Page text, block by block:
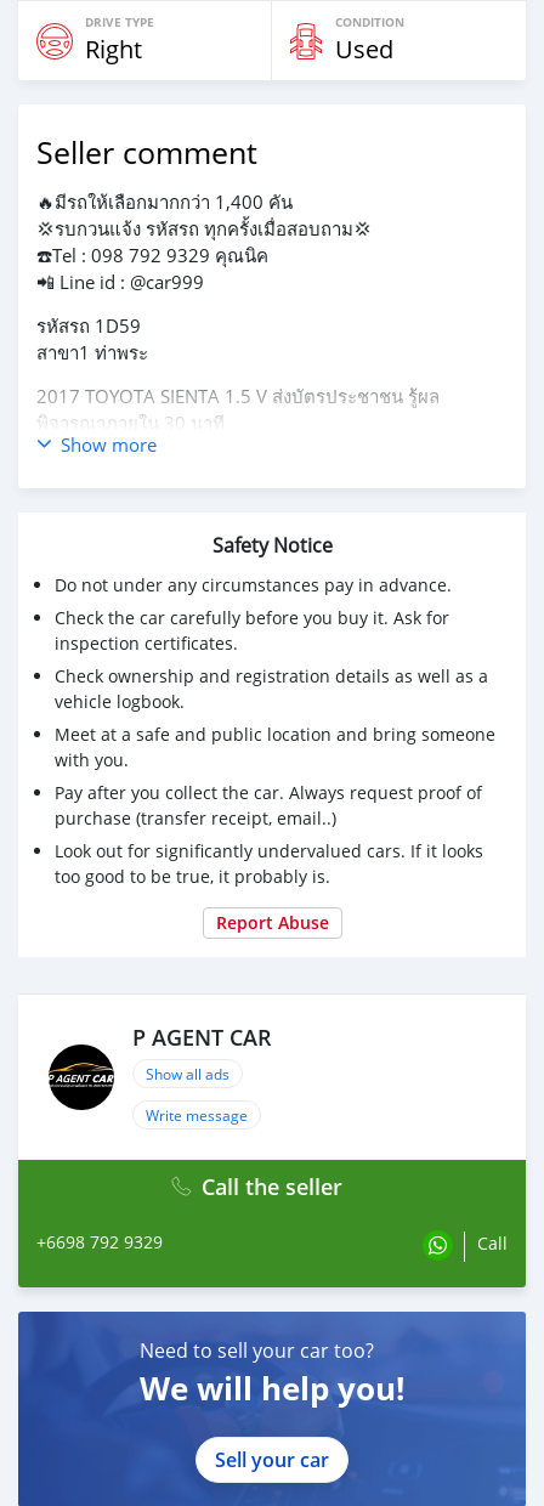
DRIVE TYPE
Right
CONDITION
Used
Seller comment
🔥มีรถให้เลือกมากกว่า 1,400 คัน
💢รบกวนแจ้ง รหัสรถ ทุกครั้งเมื่อสอบถาม💢
☎️Tel : 098 792 9329 คุณนิค
📲 Line id : @car999
รหัสรถ 1D59
สาขา1 ท่าพระ
2017 TOYOTA SIENTA 1.5 V ส่งบัตรประชาชน รู้ผล
พิจารณาภายใน 30 นาที
🔥ราคา 419,000 จัดได้ 620,000 บาท (สามารถจัดเต็มวงเงิน
🔥รถมือเดียวออกห้าง ไมล์แท้เช็คศูนย์ตลอด
🔥เต็นท์รถที่มียอดขายเป็นอันดับ 1 ของประเทศ
🔥มีรถให้เลือกมากกว่า 1,500 คัน
🔥ขับฟรีดอกเบี้ย 1 ปี (ผ่อน 0% 12 เดือน )
🔥รับประกันคุณภาพ ไม่พอใจยินดีคืนเงินภายใน 14 วัน ที่
เดียวในประเทศ
🔥พร้อมให้คำปรึกษา แก้ทุกปัญหา ให้ทุกเรื่อง บริการ call
center 24 ชม.
🔥รับประกันหลังการขาย สูงสุด 2 ปี หรือ 20,000 km..
สาขา1 สี่แยกมไหสวรรค์ ใกล้เดอะมอลล์ท่าพระ
รหัสรถ 1D59 ราคา 419,000 บ. ผ่อนเพียง 7,201 บ.
Brand. : TOYOTA Year. : 2017
Model. : SIENTA Grade. : 1.5 V
Engine. : 1500 cc. Type. : เบนซิน
Gearbox : AT Color. : ส้ม
ยอดจัด : 429,000 บาท
เงินดาวน์. : ฟรีดาวน์
ประกันภัย : ฟรีประกันภัย 1 ปี
ค่าดำเนินการ : 10,000 บาท
ผ่อน60 = 8,739 บาท
ผ่อน84 = 7,201 บาท
Show more
Safety Notice
Do not under any circumstances pay in advance.
Check the car carefully before you buy it. Ask for
inspection certificates.
Check ownership and registration details as well as a
vehicle logbook.
Meet at a safe and public location and bring someone
with you.
Pay after you collect the car. Always request proof of
purchase (transfer receipt, email..)
Look out for significantly undervalued cars. If it looks
too good to be true, it probably is.
Report Abuse
P AGENT CAR
Show all ads
Write message
Call the seller
+6698 792 9329 Call
Need to sell your car too?
We will help you!
Sell your car